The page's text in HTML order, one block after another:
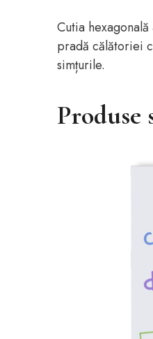
Cutia
pradă călătoriei
simțurile.
Produse